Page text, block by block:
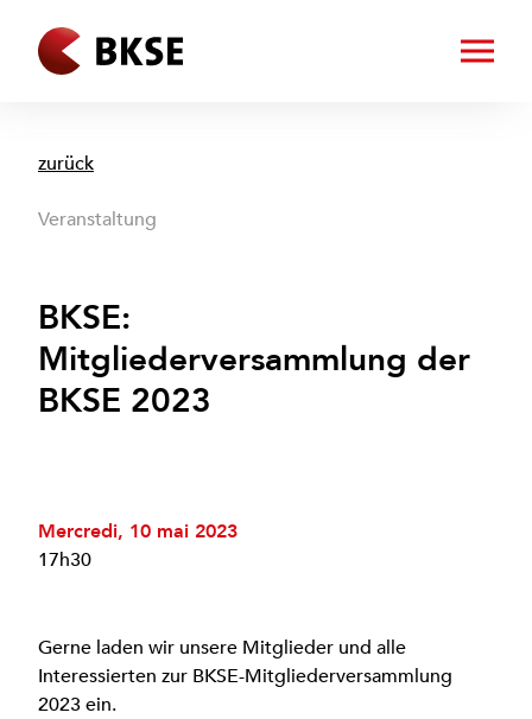
zurück
Veranstaltung
BKSE:
Mitgliederversammlung der
BKSE 2023
Mercredi, 10 mai 2023
17h30
Gerne laden wir unsere Mitglieder und alle
Interessierten zur BKSE-Mitgliederversammlung
2023 ein.